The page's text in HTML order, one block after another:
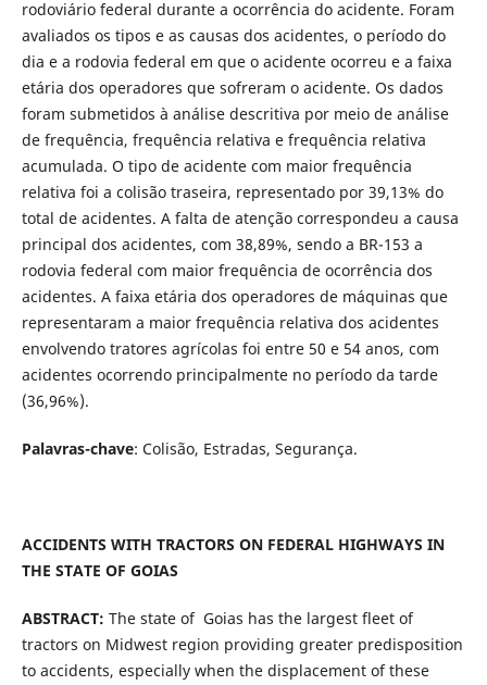
rodoviário federal durante a ocorrência do acidente. Foram
avaliados os tipos e as causas dos acidentes, o período do
dia e a rodovia federal em que o acidente ocorreu e a faixa
etária dos operadores que sofreram o acidente. Os dados
foram submetidos à análise descritiva por meio de análise
de frequência, frequência relativa e frequência relativa
acumulada. O tipo de acidente com maior frequência
relativa foi a colisão traseira, representado por 39,13% do
total de acidentes. A falta de atenção correspondeu a causa
principal dos acidentes, com 38,89%, sendo a BR-153 a
rodovia federal com maior frequência de ocorrência dos
acidentes. A faixa etária dos operadores de máquinas que
representaram a maior frequência relativa dos acidentes
envolvendo tratores agrícolas foi entre 50 e 54 anos, com
acidentes ocorrendo principalmente no período da tarde
(36,96%).
Palavras-chave: Colisão, Estradas, Segurança.
ACCIDENTS WITH TRACTORS ON FEDERAL HIGHWAYS IN
THE STATE OF GOIAS
ABSTRACT: The state of Goias has the largest fleet of
tractors on Midwest region providing greater predisposition
to accidents, especially when the displacement of these